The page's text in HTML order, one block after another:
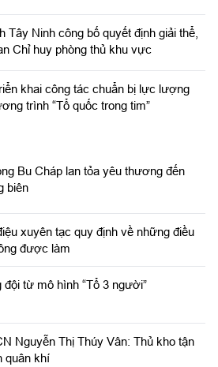
Tây Ninh công bố quyết định giải thể,
Chỉ huy phòng thủ khu vực
khai công tác chuẩn bị lực lượng
trình “Tổ quốc trong tim”
Bu Cháp lan tỏa yêu thương đến
biên
xuyên tạc quy định về những điều
được làm
đội từ mô hình “Tổ 3 người”
Nguyễn Thị Thúy Vân: Thủ kho tận
quân khí